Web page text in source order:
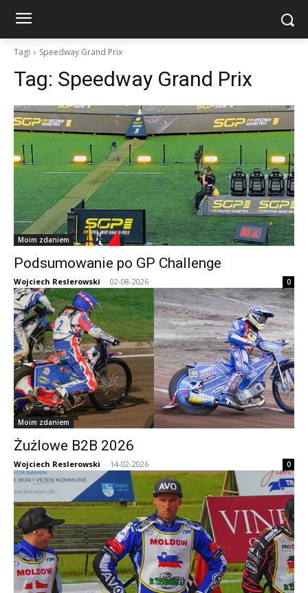
Tagi Speedway Grand Prix
Tag: Speedway Grand Prix
Moim zdaniem
Podsumowanie po GP Challenge
Wojciech Reslerowski - 02-08-2026 0
Moim zdaniem
Żużlowe B2B 2026
Wojciech Reslerowski - 14-02-2026 0